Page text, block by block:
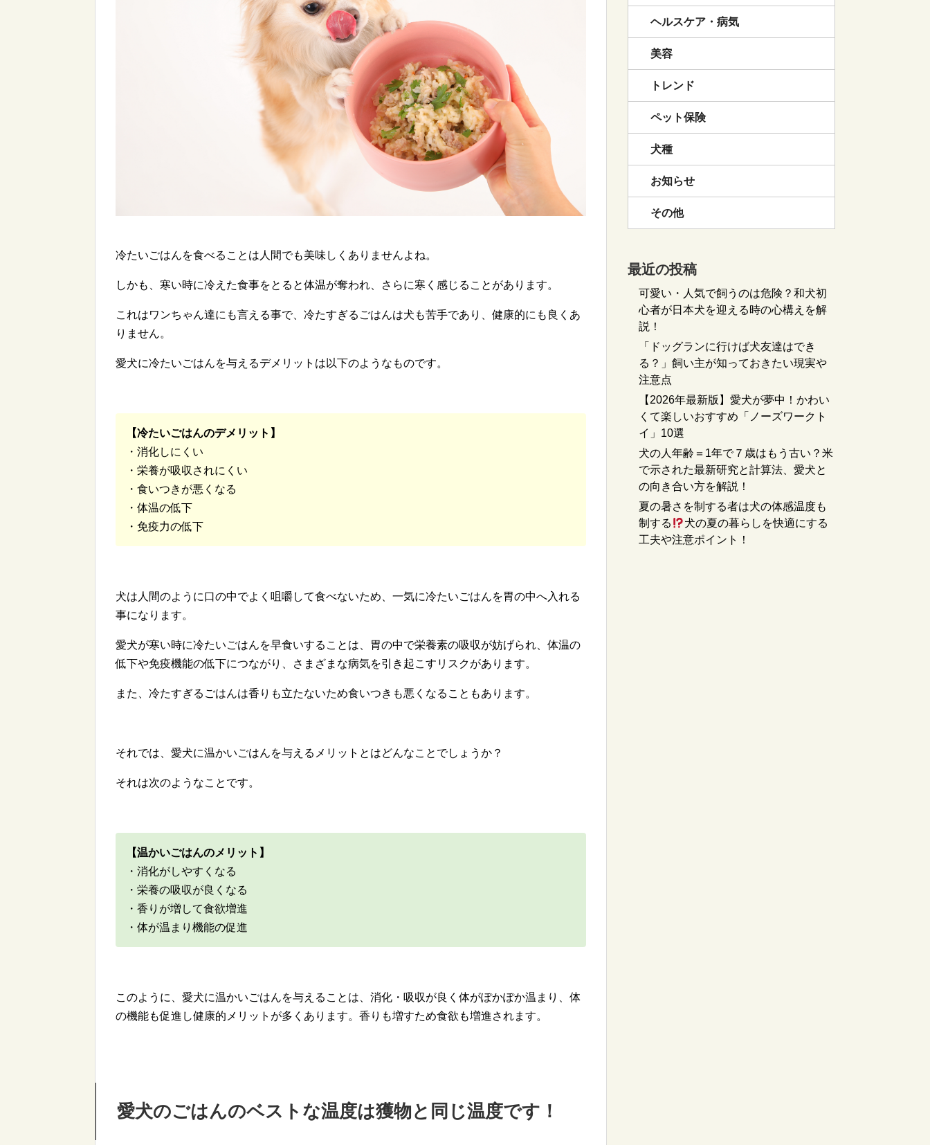
冷たいごはんを食べることは人間でも美味しくありませんよね。
しかも、寒い時に冷えた食事をとると体温が奪われ、さらに寒く感じることがあります。
これはワンちゃん達にも言える事で、冷たすぎるごはんは犬も苦手であり、健康的にも良くあ
りません。
愛犬に冷たいごはんを与えるデメリットは以下のようなものです。
【冷たいごはんのデメリット】
・消化しにくい
・栄養が吸収されにくい
・食いつきが悪くなる
・体温の低下
・免疫力の低下
犬は人間のように口の中でよく咀嚼して食べないため、一気に冷たいごはんを胃の中へ入れる
事になります。
愛犬が寒い時に冷たいごはんを早食いすることは、胃の中で栄養素の吸収が妨げられ、体温の
低下や免疫機能の低下につながり、さまざまな病気を引き起こすリスクがあります。
また、冷たすぎるごはんは香りも立たないため食いつきも悪くなることもあります。
それでは、愛犬に温かいごはんを与えるメリットとはどんなことでしょうか？
それは次のようなことです。
【温かいごはんのメリット】
・消化がしやすくなる
・栄養の吸収が良くなる
・香りが増して食欲増進
・体が温まり機能の促進
このように、愛犬に温かいごはんを与えることは、消化・吸収が良く体がぽかぽか温まり、体
の機能も促進し健康的メリットが多くあります。香りも増すため食欲も増進されます。
愛犬のごはんのベストな温度は獲物と同じ温度です！
ヘルスケア・病気
美容
トレンド
ペット保険
犬種
お知らせ
その他
最近の投稿
可愛い・人気で飼うのは危険？和犬初
心者が日本犬を迎える時の心構えを解
説！
「ドッグランに行けば犬友達はでき
る？」飼い主が知っておきたい現実や
注意点
【2026年最新版】愛犬が夢中！かわい
くて楽しいおすすめ「ノーズワークト
イ」10選
犬の人年齢＝1年で７歳はもう古い？米
で示された最新研究と計算法、愛犬と
の向き合い方を解説！
夏の暑さを制する者は犬の体感温度も
制する
犬の夏の暮らしを快適にする
工夫や注意ポイント！